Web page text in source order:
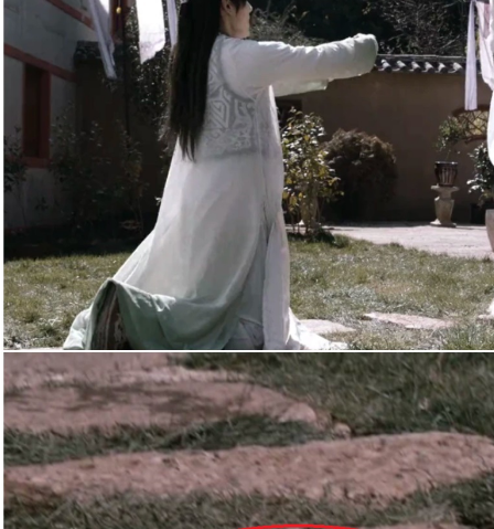
Tổng thư ký tòa soạn: Đức Trung
Giấy phép xuất bản số 110/GP - BTTTT cấp ngày 24.3.2020
© 2003-2026 Bản quyền thuộc về Báo Thanh Niên. Cấm sao
chép dưới mọi hình thức nếu không có sự chấp thuận bằng văn
bản. Phát triển bởi ePi Technologies, JSC.